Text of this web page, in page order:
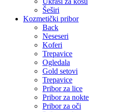
Šeširi
Kozmetički pribor
Back
Neseseri
Koferi
Trepavice
Ogledala
Gold setovi
Trepavice
Pribor za lice
Pribor za nokte
Pribor za oči